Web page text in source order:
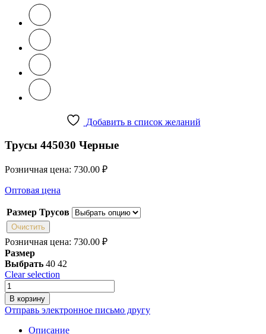
Добавить в список желаний
Трусы 445030 Черные
Розничная цена: 730.00 ₽
Оптовая цена
Размер Трусов
Очистить
Розничная цена: 730.00 ₽
Размер
Выбрать 40 42
Clear selection
Количество
товара
Трусы
445030
Черные
В корзину
Отправь электронное письмо другу
Описание